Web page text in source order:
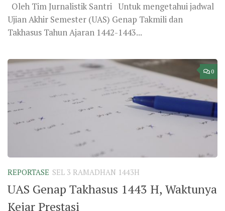
Oleh Tim Jurnalistik Santri Untuk mengetahui jadwal
Ujian Akhir Semester (UAS) Genap Takmili dan
Takhasus Tahun Ajaran 1442-1443...
0
REPORTASE SEL 3 RAMADHAN 1443H
UAS Genap Takhasus 1443 H, Waktunya
Kejar Prestasi